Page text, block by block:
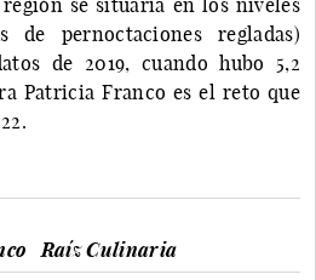
de pernoctaciones regladas)
de 2019, cuando hubo 5,2
Patricia Franco es el reto que
Raíz Culinaria